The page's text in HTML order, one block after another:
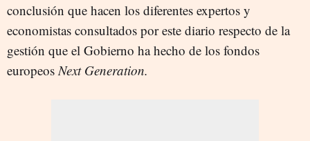
conclusión que hacen los diferentes expertos y
economistas consultados por este diario respecto de la
gestión que el Gobierno ha hecho de los fondos
europeos Next Generation.